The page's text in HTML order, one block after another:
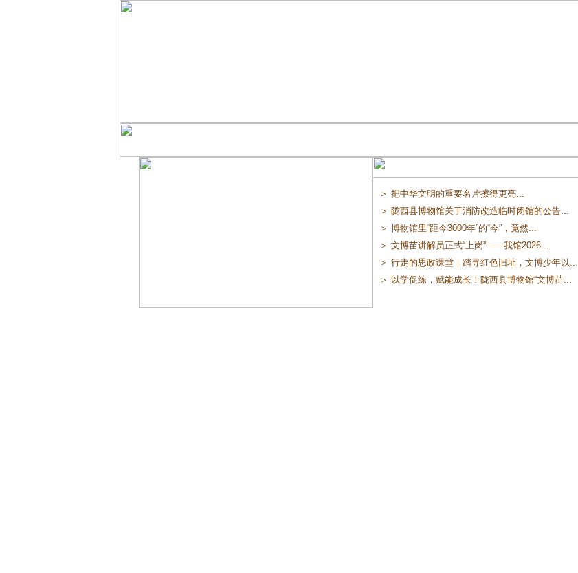
＞ 把中华文明的重要名片擦得更亮...
＞ 陇西县博物馆关于消防改造临时闭馆的公告...
＞ 博物馆里“距今3000年”的“今”，竟然...
＞ 文博苗讲解员正式“上岗”——我馆2026...
＞ 行走的思政课堂｜踏寻红色旧址，文博少年以...
＞ 以学促练，赋能成长！陇西县博物馆“文博苗...